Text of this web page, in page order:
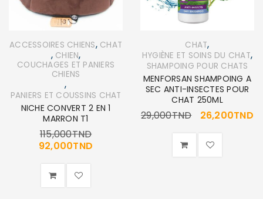
ACCESSOIRES CHIENS, CHAT
, CHIEN,
COUCHAGES ET PANIERS
CHIENS
,
PANIERS ET COUSSINS CHAT
NICHE CONVERT 2 EN 1
MARRON T1
115,000TND
92,000TND
CHAT,
HYGIÈNE ET SOINS DU CHAT,
SHAMPOING POUR CHATS
MENFORSAN SHAMPOING A
SEC ANTI-INSECTES POUR
CHAT 250ML
29,000TND 26,200TND